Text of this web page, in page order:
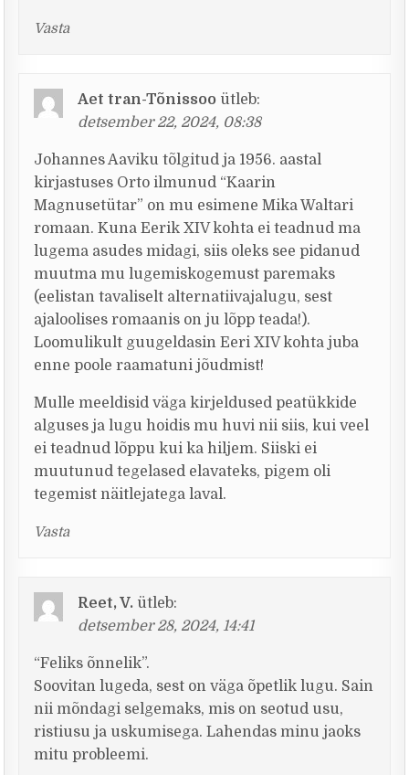
Vasta
Aet tran-Tõnissoo ütleb:
detsember 22, 2024, 08:38
Johannes Aaviku tõlgitud ja 1956. aastal
kirjastuses Orto ilmunud “Kaarin
Magnusetütar” on mu esimene Mika Waltari
romaan. Kuna Eerik XIV kohta ei teadnud ma
lugema asudes midagi, siis oleks see pidanud
muutma mu lugemiskogemust paremaks
(eelistan tavaliselt alternatiivajalugu, sest
ajaloolises romaanis on ju lõpp teada!).
Loomulikult guugeldasin Eeri XIV kohta juba
enne poole raamatuni jõudmist!
Mulle meeldisid väga kirjeldused peatükkide
alguses ja lugu hoidis mu huvi nii siis, kui veel
ei teadnud lõppu kui ka hiljem. Siiski ei
muutunud tegelased elavateks, pigem oli
tegemist näitlejatega laval.
Vasta
Reet, V. ütleb:
detsember 28, 2024, 14:41
“Feliks õnnelik”.
Soovitan lugeda, sest on väga õpetlik lugu. Sain
nii mõndagi selgemaks, mis on seotud usu,
ristiusu ja uskumisega. Lahendas minu jaoks
mitu probleemi.